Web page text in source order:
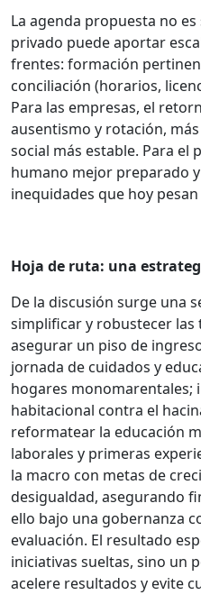
La agenda propuesta no
privado puede aportar
frentes: formación
conciliación (horarios,
Para las empresas, el
ausentismo y rotación,
social más estable. Para el
humano mejor preparado
inequidades que hoy
Hoja de ruta: una
De la discusión surge una
simplificar y robustecer las
asegurar un piso de
jornada de cuidados y
hogares monomarentales;
habitacional contra el
reformatear la educación
laborales y primeras
la macro con metas de
desigualdad, asegurando
ello bajo una gobernanza
evaluación. El resultado
iniciativas sueltas, sino un
acelere resultados y evite